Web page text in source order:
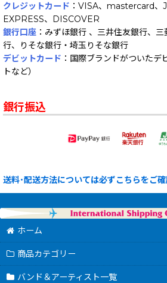
クレジットカード ：VISA、mastercard、
EXPRESS、DISCOVER
銀行口座 ：みずほ銀行 、三井住友銀行、
行、りそな銀行・埼玉りそな銀行
デビットカード ：国際ブランドがついたデ
トなど）
銀行振込
送料･配送方法については必ずこちらをご確
ホーム
商品カテゴリー
バンド＆アーティスト一覧